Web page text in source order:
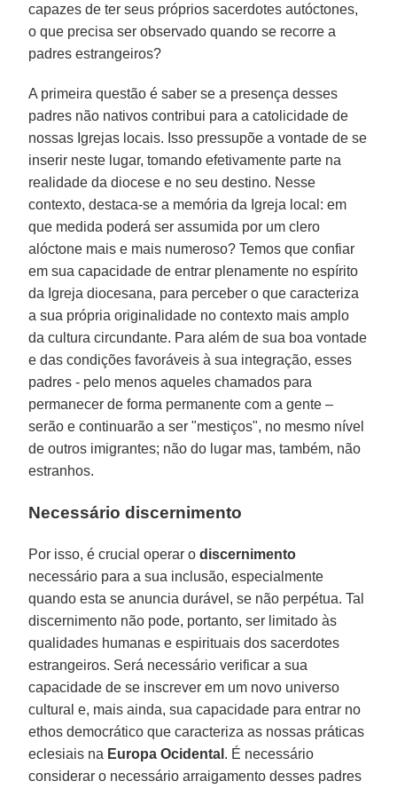
capazes de ter seus próprios sacerdotes autóctones,
o que precisa ser observado quando se recorre a
padres estrangeiros?
A primeira questão é saber se a presença desses
padres não nativos contribui para a catolicidade de
nossas Igrejas locais. Isso pressupõe a vontade de se
inserir neste lugar, tomando efetivamente parte na
realidade da diocese e no seu destino. Nesse
contexto, destaca-se a memória da Igreja local: em
que medida poderá ser assumida por um clero
alóctone mais e mais numeroso? Temos que confiar
em sua capacidade de entrar plenamente no espírito
da Igreja diocesana, para perceber o que caracteriza
a sua própria originalidade no contexto mais amplo
da cultura circundante. Para além de sua boa vontade
e das condições favoráveis à sua integração, esses
padres - pelo menos aqueles chamados para
permanecer de forma permanente com a gente –
serão e continuarão a ser "mestiços", no mesmo nível
de outros imigrantes; não do lugar mas, também, não
estranhos.
Necessário discernimento
Por isso, é crucial operar odiscernimento
necessário para a sua inclusão, especialmente
quando esta se anuncia durável, se não perpétua. Tal
discernimento não pode, portanto, ser limitado às
qualidades humanas e espirituais dos sacerdotes
estrangeiros. Será necessário verificar a sua
capacidade de se inscrever em um novo universo
cultural e, mais ainda, sua capacidade para entrar no
ethos democrático que caracteriza as nossas práticas
eclesiais na Europa Ocidental . É necessário
considerar o necessário arraigamento desses padres